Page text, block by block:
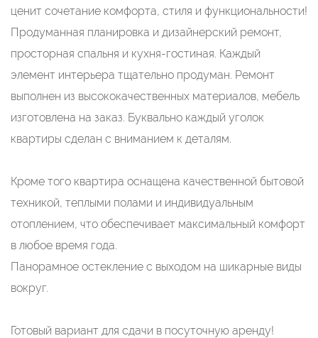
ценит сочетание комфорта, стиля и функциональности!
Продуманная планировка и дизайнерский ремонт,
просторная спальня и кухня-гостиная. Каждый
элемент интерьера тщательно продуман. Ремонт
выполнен из высококачественных материалов, мебель
изготовлена на заказ. Буквально каждый уголок
квартиры сделан с вниманием к деталям.
Кроме того квартира оснащена качественной бытовой
техникой, теплыми полами и индивидуальным
отоплением, что обеспечивает максимальный комфорт
в любое время года.
Панорамное остекление с выходом на шикарные виды
вокруг.
Готовый вариант для сдачи в посуточную аренду!